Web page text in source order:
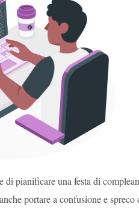
pianificare una festa di
portare a confusione e